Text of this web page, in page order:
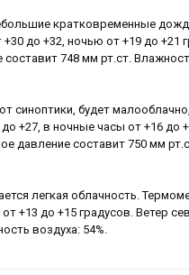
кратковременные
до +32, ночью от +19 до +21
748 мм рт.ст.
синоптики, будет
+27, в ночные часы от +16 до
давление составит 750 мм
легкая облачность.
+13 до +15 градусов. Ветер
воздуха: 54%.